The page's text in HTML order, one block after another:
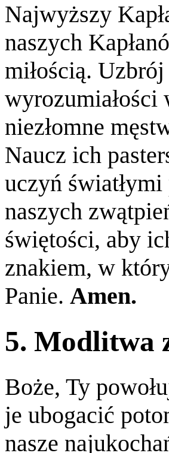
Najwyższy
naszych
miłością.
wyrozumiałości
niezłomne
Naucz ich
uczyń
naszych
świętości, aby
znakiem, w
Panie. Amen.
5. Modlitwa
Boże, Ty
je ubogacić
nasze